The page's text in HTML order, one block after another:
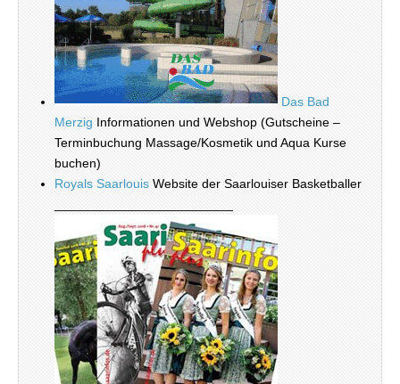
Das Bad
Merzig Informationen und Webshop (Gutscheine –
Terminbuchung Massage/Kosmetik und Aqua Kurse
buchen)
Royals Saarlouis Website der Saarlouiser Basketballer